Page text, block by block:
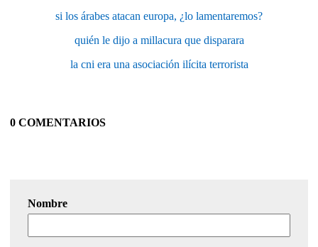
si los árabes atacan europa, ¿lo lamentaremos?
quién le dijo a millacura que disparara
la cni era una asociación ilícita terrorista
0 COMENTARIOS
Nombre